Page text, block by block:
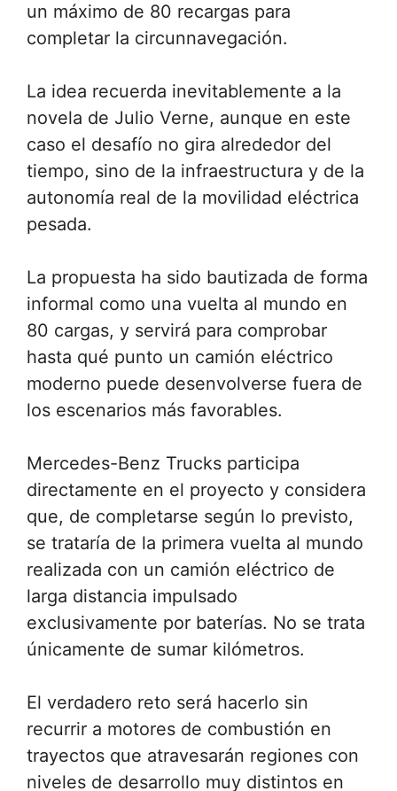
un máximo de 80 recargas para
completar la circunnavegación.
La idea recuerda inevitablemente a la
novela de Julio Verne, aunque en este
caso el desafío no gira alrededor del
tiempo, sino de la infraestructura y de la
autonomía real de la movilidad eléctrica
pesada.
La propuesta ha sido bautizada de forma
informal como una vuelta al mundo en
80 cargas, y servirá para comprobar
hasta qué punto un camión eléctrico
moderno puede desenvolverse fuera de
los escenarios más favorables.
Mercedes-Benz Trucks participa
directamente en el proyecto y considera
que, de completarse según lo previsto,
se trataría de la primera vuelta al mundo
realizada con un camión eléctrico de
larga distancia impulsado
exclusivamente por baterías. No se trata
únicamente de sumar kilómetros.
El verdadero reto será hacerlo sin
recurrir a motores de combustión en
trayectos que atravesarán regiones con
niveles de desarrollo muy distintos en